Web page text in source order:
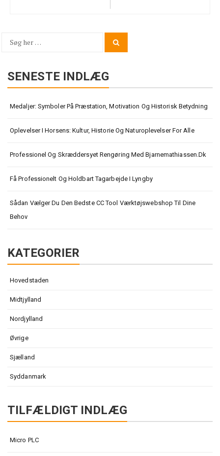
Search
SENESTE INDLÆG
Medaljer: Symboler På Præstation, Motivation Og Historisk Betydning
Oplevelser I Horsens: Kultur, Historie Og Naturoplevelser For Alle
Professionel Og Skræddersyet Rengøring Med Bjarnemathiassen.dk
Få Professionelt Og Holdbart Tagarbejde I Lyngby
Sådan Vælger Du Den Bedste CC Tool Værktøjswebshop Til Dine
Behov
KATEGORIER
Hovedstaden
Midtjylland
Nordjylland
Øvrige
Sjælland
Syddanmark
TILFÆLDIGT INDLÆG
Micro PLC